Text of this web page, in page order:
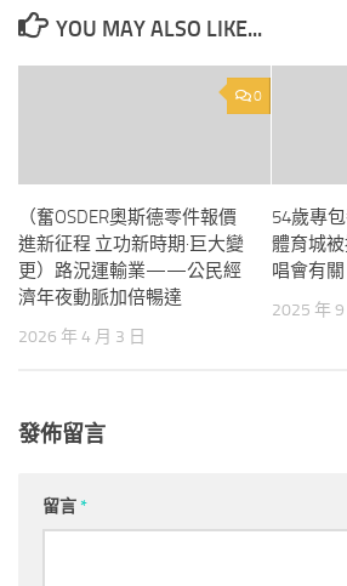
YOU MAY ALSO LIKE...
0
（奮OSDER奧斯德零件報價
進新征程 立功新時期·巨大變
更）路況運輸業——公民經
濟年夜動脈加倍暢達
2026 年 4 月 3 日
54歲專
體育城
唱會有關
2025 年 9
發佈留言
留言*